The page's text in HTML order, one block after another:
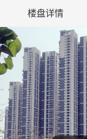
楼盘详情